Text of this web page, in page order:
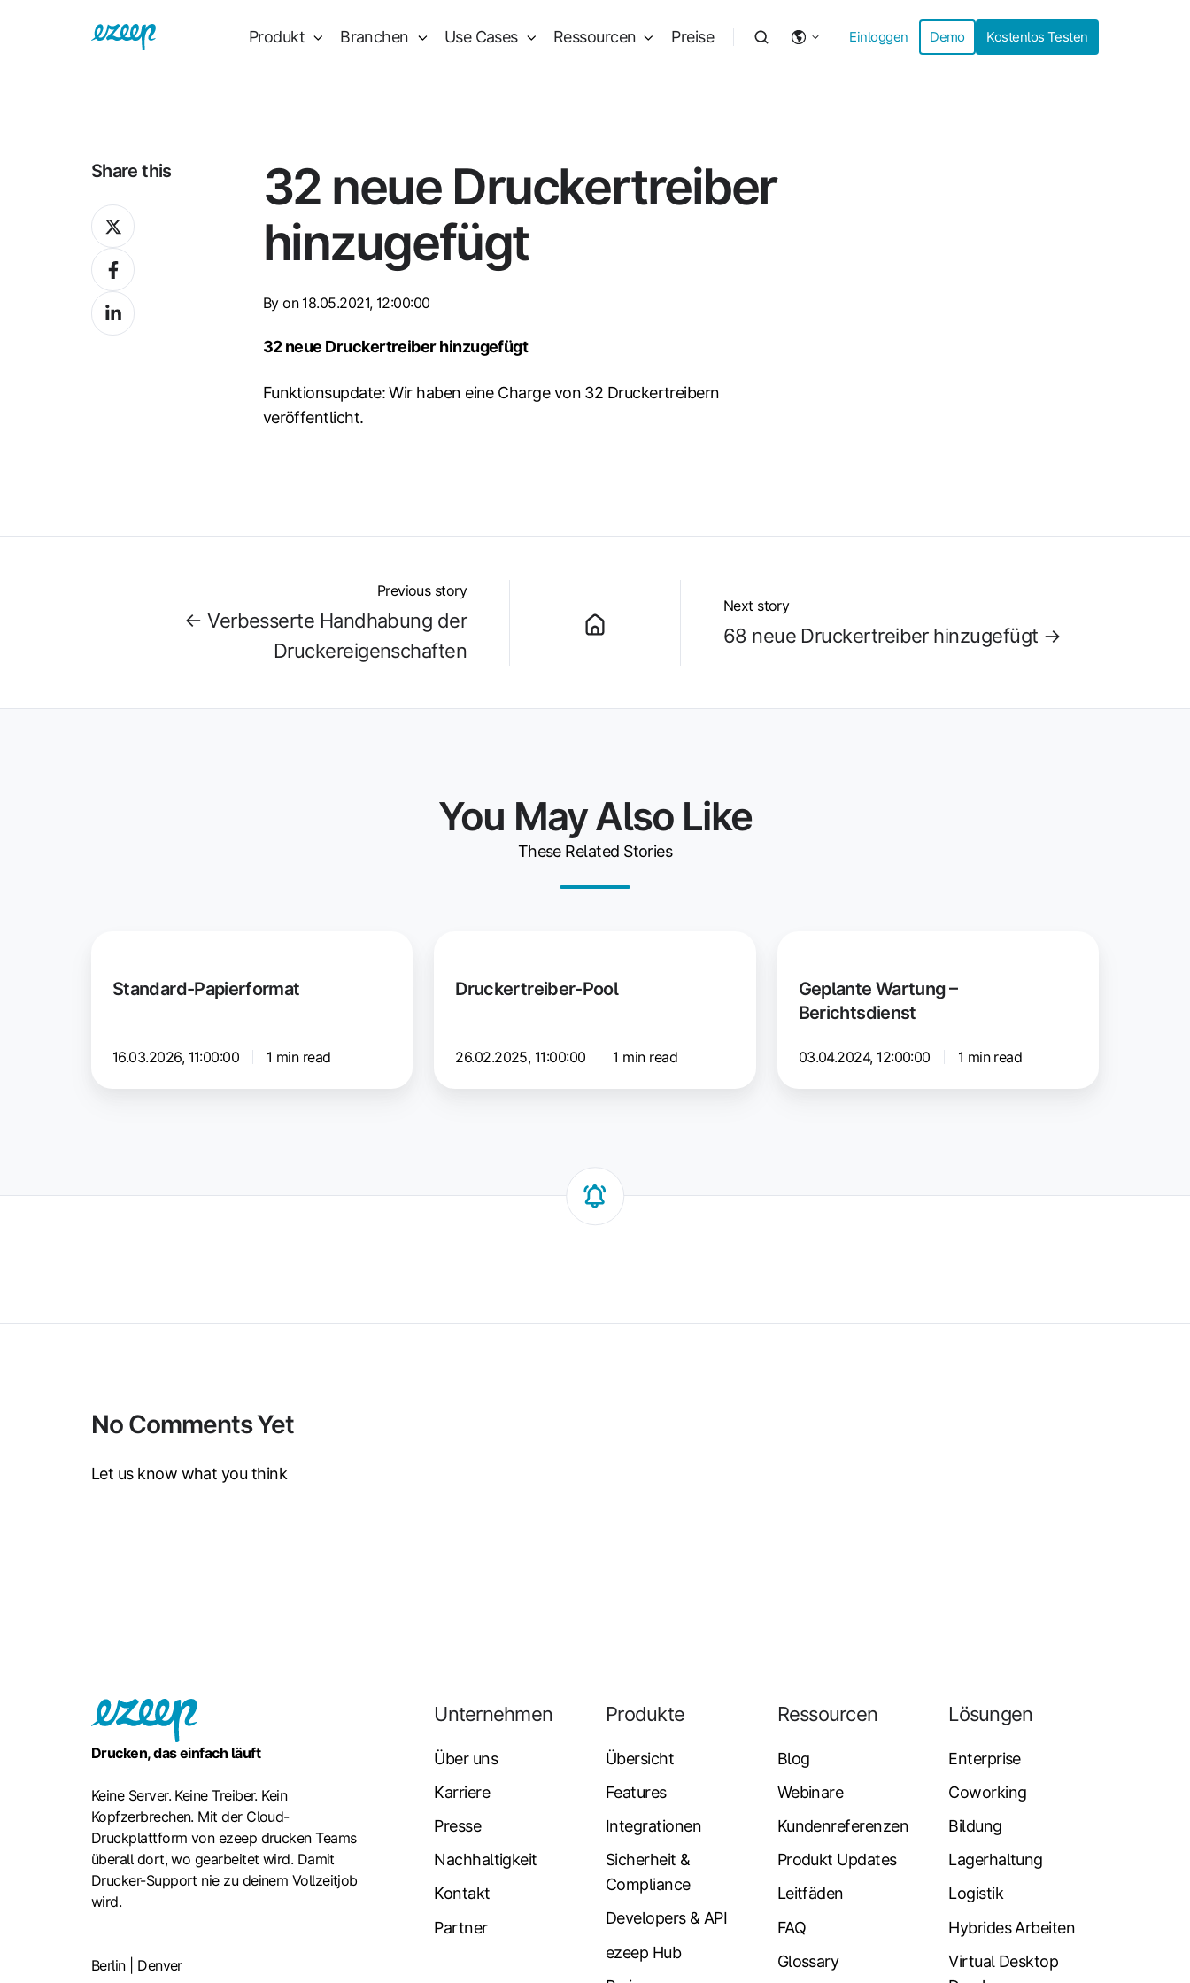
Produkt Branchen Use Cases Ressourcen Preise Einloggen Demo Kostenlos Testen
32 neue Druckertreiber
hinzugefügt
Byon 18.05.2021, 12:00:00
32 neue Druckertreiber hinzugefügt
Funktionsupdate: Wir haben eine Charge von 32 Druckertreibern
veröffentlicht.
Share this
Share
on
XShare
on
Facebook
Share
on
Previous story
← Verbesserte Handhabung der
Druckereigenschaften
Next story
68 neue Druckertreiber hinzugefügt →
You May Also Like
These Related Stories
Standard-Papierformat
16.03.2026, 11:00:00 1 min read
Druckertreiber-Pool
26.02.2025, 11:00:00 1 min read
Berichtsdienst
Geplante Wartung –
Berichtsdienst
03.04.2024, 12:00:00 1 min read
No Comments Yet
Let us know what you think
Drucken, das einfach läuft
Keine Server. Keine Treiber. Kein
Kopfzerbrechen. Mit der Cloud-
Druckplattform von ezeep drucken Teams
überall dort, wo gearbeitet wird. Damit
Drucker-Support nie zu deinem Vollzeitjob
wird.
Berlin | Denver
Unternehmen
Über uns
Karriere
Presse
Nachhaltigkeit
Kontakt
Partner
Produkte
Übersicht
Features
Integrationen
Sicherheit &
Compliance
Developers & API
ezeep Hub
Ressourcen
Blog
Webinare
Kundenreferenzen
Produkt Updates
Leitfäden
FAQ
Glossary
Lösungen
Enterprise
Coworking
Bildung
Lagerhaltung
Logistik
Hybrides Arbeiten
Virtual Desktop